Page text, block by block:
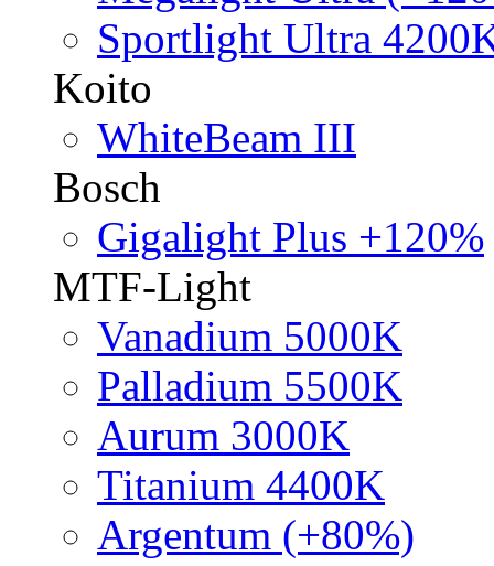
Sportlight Ultra
Koito
WhiteBeam III
Bosch
Gigalight Plus +120%
MTF-Light
Vanadium 5000K
Palladium 5500K
Aurum 3000K
Titanium 4400K
Argentum (+80%)